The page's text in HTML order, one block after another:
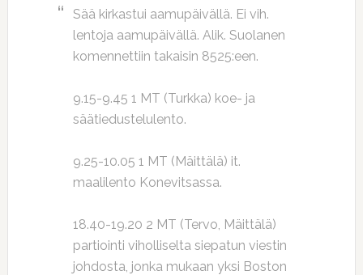
Sää kirkastui aamupäivällä. Ei vih.
lentoja aamupäivällä. Alik. Suolanen
komennettiin takaisin 8525:een.
9.15-9.45 1 MT (Turkka) koe- ja
säätiedustelulento.
9.25-10.05 1 MT (Mäittälä) it.
maalilento Konevitsassa.
18.40-19.20 2 MT (Tervo, Mäittälä)
partiointi viholliselta siepatun viestin
johdosta, jonka mukaan yksi Boston